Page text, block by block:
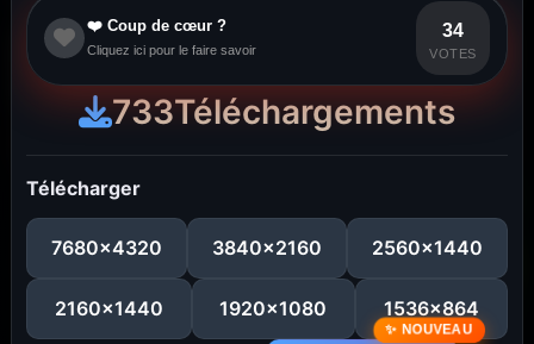
❤️ Coup de cœur ?
Cliquez ici pour le faire savoir
34
VOTES
733Téléchargements
Télécharger
7680x4320 3840x2160 2560x1440
2160x1440 1920x1080 1536x864